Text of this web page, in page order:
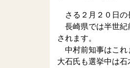
さる２月２０日の
長崎県では半世紀
されます。
中村前知事はこれ
大石氏も選挙中は